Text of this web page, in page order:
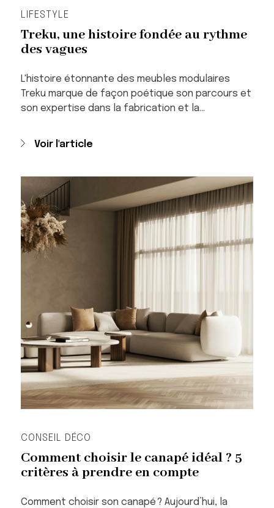
Treku, une histoire fondée au rythme
des vagues
LIFESTYLE
L'histoire étonnante des meubles modulaires
Treku marque de façon poétique son parcours et
son expertise dans la fabrication et la…
Voir l'article
Comment choisir le canapé idéal ? 5
critères à prendre en compte
CONSEIL DÉCO
Comment choisir son canapé ? Aujourd’hui, la